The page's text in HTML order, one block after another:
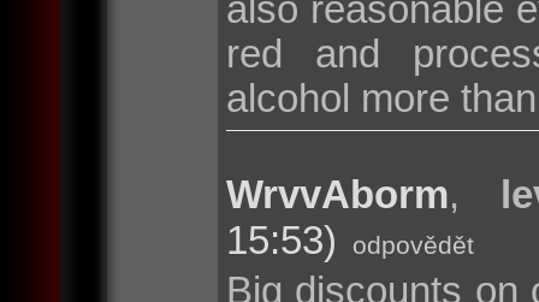
red and
alcohol more
WrvvAborm,
15:53)
odpovědět
Big discounts on